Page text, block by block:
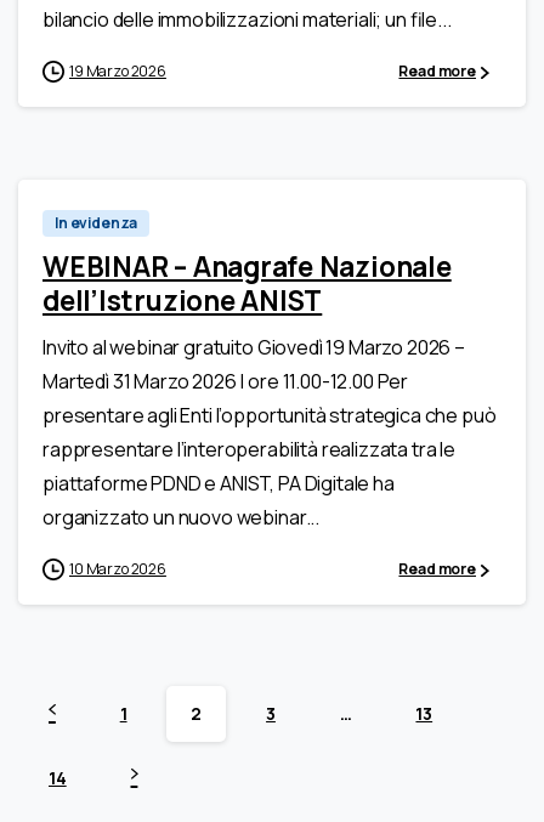
bilancio delle immobilizzazioni materiali; un file...
19 Marzo 2026 Read more
In evidenza
WEBINAR – Anagrafe Nazionale
dell’Istruzione ANIST
Invito al webinar gratuito Giovedì 19 Marzo 2026 –
Martedì 31 Marzo 2026 | ore 11.00-12.00 Per
presentare agli Enti l’opportunità strategica che può
rappresentare l’interoperabilità realizzata tra le
piattaforme PDND e ANIST, PA Digitale ha
organizzato un nuovo webinar...
10 Marzo 2026 Read more
1 2 3 … 13
14